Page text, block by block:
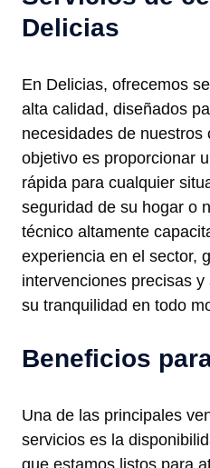
Delicias
En Delicias, ofrecemos
alta calidad, diseñados
necesidades de nuestros
objetivo es proporcionar
rápida para cualquier
seguridad de su hogar o
técnico altamente
experiencia en el sector,
intervenciones precisas
su tranquilidad en todo
Beneficios
Una de las principales
servicios es la
que estamos listos para